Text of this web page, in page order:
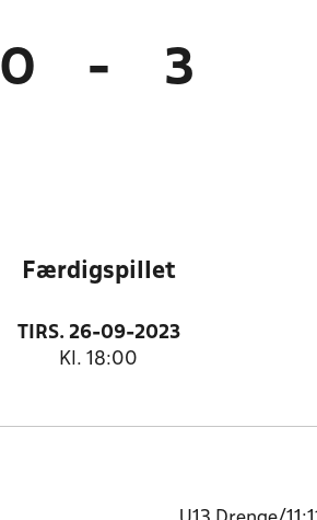
0 - 3
Færdigspillet
TIRS. 26-09-2023
Kl. 18:00